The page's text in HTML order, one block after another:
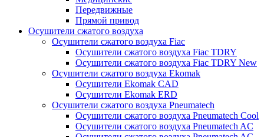
Передвижные
Прямой привод
Осушители сжатого воздуха
Осушители сжатого воздуха Fiac
Осушители сжатого воздуха Fiac TDRY
Осушители сжатого воздуха Fiac TDRY New
Осушители сжатого воздуха Ekomak
Осушители Ekomak CAD
Осушители Ekomak ERD
Осушители сжатого воздуха Pneumatech
Осушители сжатого воздуха Pneumatech Cool
Осушители сжатого воздуха Pneumatech AC